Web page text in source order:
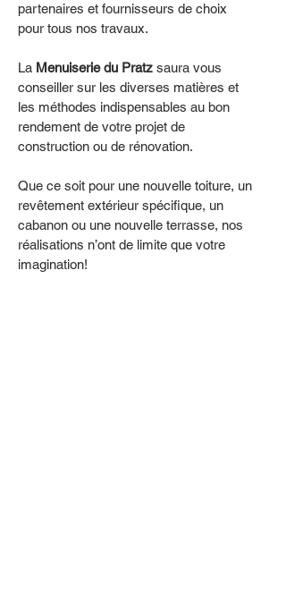
partenaires et fournisseurs de choix
pour tous nos travaux.
La Menuiserie du Pratz saura vous
conseiller sur les diverses matières et
les méthodes indispensables au bon
rendement de votre projet de
construction ou de rénovation.
Que ce soit pour une nouvelle toiture, un
revêtement extérieur spécifique, un
cabanon ou une nouvelle terrasse, nos
réalisations n’ont de limite que votre
imagination!